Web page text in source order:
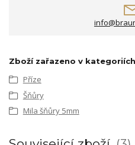
Zboží zařazeno v kategoriích
Příze
Šňůry
Mila šňůry 5mm